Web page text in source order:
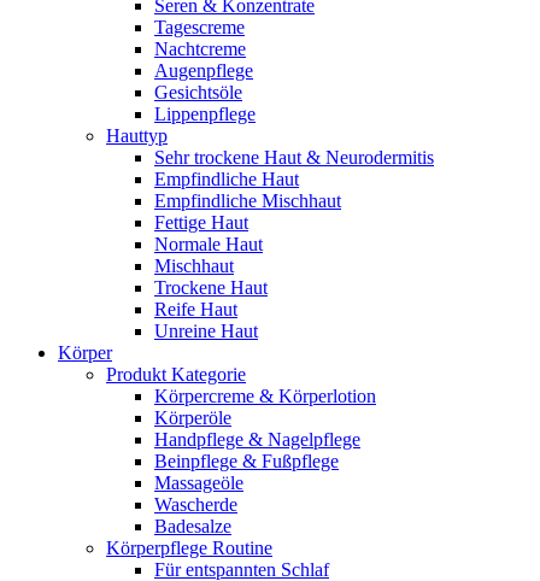
Seren & Konzentrate
Tagescreme
Nachtcreme
Augenpflege
Gesichtsöle
Lippenpflege
Hauttyp
Sehr trockene Haut & Neurodermitis
Empfindliche Haut
Empfindliche Mischhaut
Fettige Haut
Normale Haut
Mischhaut
Trockene Haut
Reife Haut
Unreine Haut
Körper
Produkt Kategorie
Körpercreme & Körperlotion
Körperöle
Handpflege & Nagelpflege
Beinpflege & Fußpflege
Massageöle
Wascherde
Badesalze
Körperpflege Routine
Für entspannten Schlaf